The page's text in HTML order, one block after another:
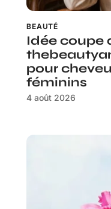
BEAUTÉ
Idée coupe
pour
féminins
4 août 2026